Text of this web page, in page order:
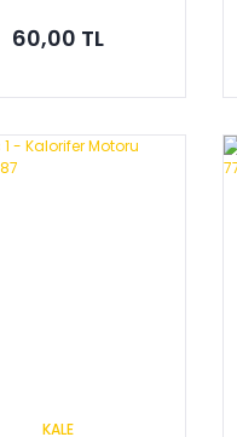
60,00 TL
Sepete Ekle
KALE